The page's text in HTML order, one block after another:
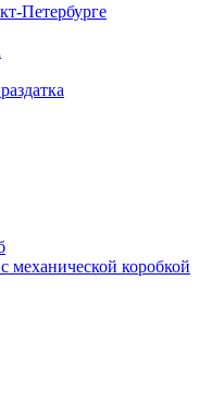
Петербурге
механической коробкой